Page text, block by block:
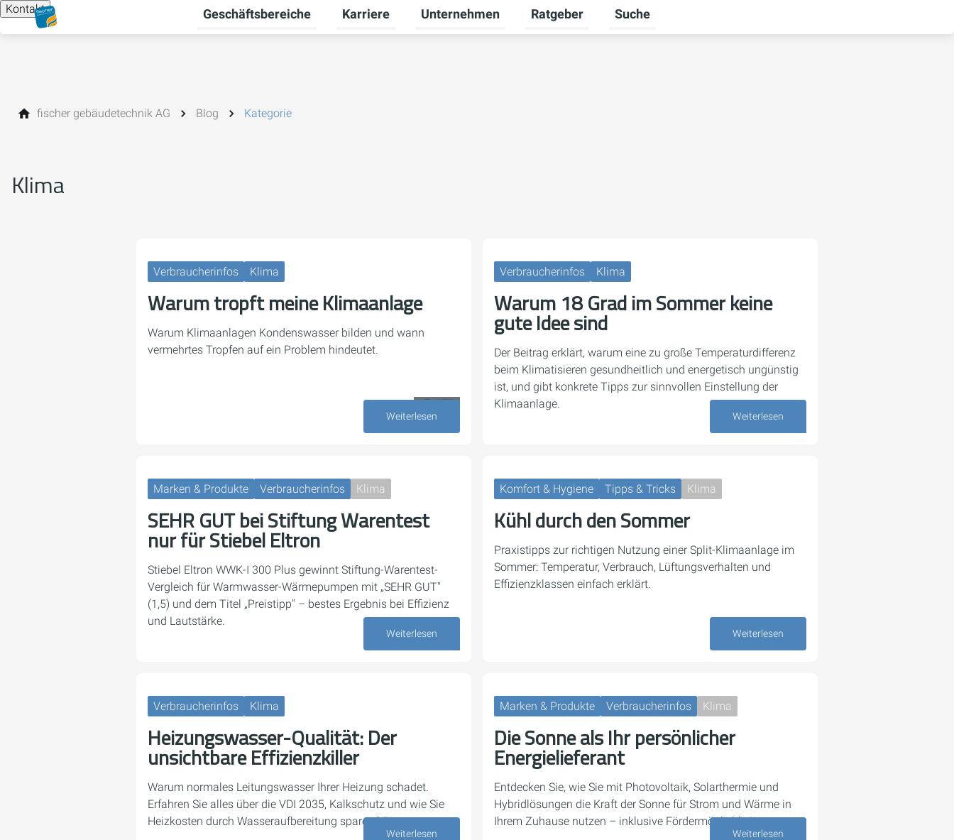
Kontakt Geschäftsbereiche
Untermenü für Geschäftsbereiche umschalten
Karriere
Untermenü für Karriere umschalten
Unternehmen
Untermenü für Unternehmen umschalten
Ratgeber
Untermenü für Ratgeber umschalten
Suche
fischer gebäudetechnik AG Blog Kategorie
Klima
Verbraucherinfos Klima
Warum tropft meine Klimaanlage
Warum Klimaanlagen Kondenswasser bilden und wann
vermehrtes Tropfen auf ein Problem hindeutet.
27. Juli 2026
Weiterlesen
Verbraucherinfos Klima
Warum 18 Grad im Sommer keine
gute Idee sind
Der Beitrag erklärt, warum eine zu große Temperaturdifferenz
beim Klimatisieren gesundheitlich und energetisch ungünstig
ist, und gibt konkrete Tipps zur sinnvollen Einstellung der
Klimaanlage.
Weiterlesen
Marken & Produkte Verbraucherinfos Klima
SEHR GUT bei Stiftung Warentest
nur für Stiebel Eltron
Stiebel Eltron WWK-I 300 Plus gewinnt Stiftung-Warentest-
Vergleich für Warmwasser-Wärmepumpen mit „SEHR GUT"
(1,5) und dem Titel „Preistipp" – bestes Ergebnis bei Effizienz
und Lautstärke.
Weiterlesen
Komfort & Hygiene Tipps & Tricks Klima
Kühl durch den Sommer
Praxistipps zur richtigen Nutzung einer Split-Klimaanlage im
Sommer: Temperatur, Verbrauch, Lüftungsverhalten und
Effizienzklassen einfach erklärt.
Weiterlesen
Verbraucherinfos Klima
Heizungswasser-Qualität: Der
unsichtbare Effizienzkiller
Warum normales Leitungswasser Ihrer Heizung schadet.
Erfahren Sie alles über die VDI 2035, Kalkschutz und wie Sie
Heizkosten durch Wasseraufbereitung sparen können.
Weiterlesen
Marken & Produkte Verbraucherinfos Klima
Die Sonne als Ihr persönlicher
Energielieferant
Entdecken Sie, wie Sie mit Photovoltaik, Solarthermie und
Hybridlösungen die Kraft der Sonne für Strom und Wärme in
Ihrem Zuhause nutzen – inklusive Fördermöglichkeiten.
Weiterlesen